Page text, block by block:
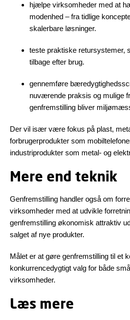
hjælpe virksomheder med at
modenhed – fra tidlige
skalerbare løsninger.
teste praktiske retursystemer,
tilbage efter brug.
gennemføre
nuværende praksis og mulige
genfremstilling bliver
Der vil især være fokus på plast,
forbrugerprodukter som
industriprodukter som metal- og
Mere end teknik
Genfremstilling handler også om
virksomheder med at udvikle
genfremstilling økonomisk attraktiv
salget af nye produkter.
Målet er at gøre genfremstilling til et
konkurrencedygtigt valg for både
virksomheder.
Læs mere